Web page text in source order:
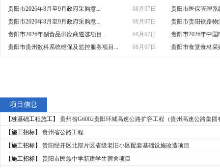
贵阳市2026年8月至9月政府采购意...
08月07日
贵阳市2026年8月至9月政府采购意...
08月07日
贵阳市2026年副食品供应商遴选项目...
08月07日
贵阳市贵州数科系统维保及监控服务项目...
08月07日
贵阳市医保管理系
贵阳市贵阳铁路物
贵阳市2026年中
贵阳市食堂食材采
项目信息
【桩基础工程施工】
贵州省G6002贵阳环城高速公路扩容工程（贵州高速公路集团
【施工招标】
贵州省公路工程
【施工招标】
贵阳经开区北部片区省级老旧小区配套基础设施改造项目
【施工招标】
贵阳市民族中学新建学生宿舍项目